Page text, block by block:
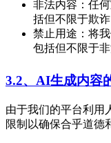
非法内容：任
括但不限于欺
禁止用途：将
包括但不限于
3.2、AI生成内容
由于我们的平台利用
限制以确保合乎道德